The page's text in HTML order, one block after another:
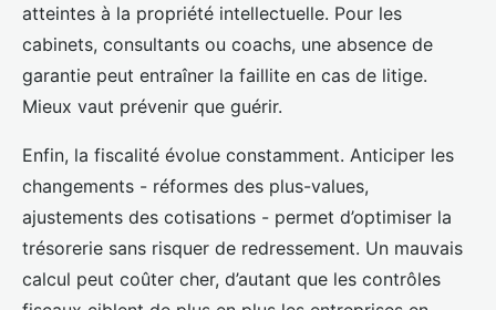
atteintes à la propriété intellectuelle. Pour les
cabinets, consultants ou coachs, une absence de
garantie peut entraîner la faillite en cas de litige.
Mieux vaut prévenir que guérir.
Enfin, la fiscalité évolue constamment. Anticiper les
changements - réformes des plus-values,
ajustements des cotisations - permet d’optimiser la
trésorerie sans risquer de redressement. Un mauvais
calcul peut coûter cher, d’autant que les contrôles